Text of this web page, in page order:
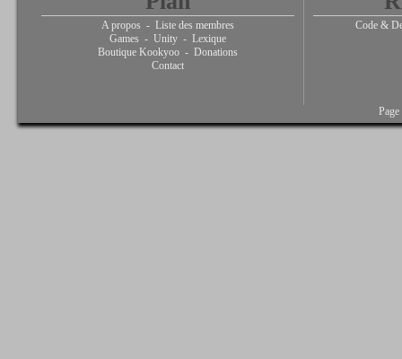
A propos - Liste des membres
Games - Unity - Lexique
Boutique Kookyoo - Donations
Contact
Code &